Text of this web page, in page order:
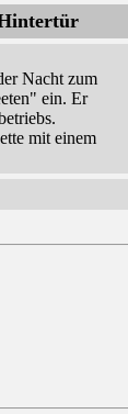
Nacht zum
ein. Er
mit einem